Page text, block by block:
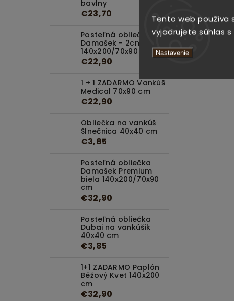
Tento web používa
vyjadrujete súhlas
Nastavenie
bavlny
€23,70
Posteľná obliečka
Damašek - 2cm Biela
140x200/70x90 cm
€22,90
1 + 1 ZADARMO Vankúš
Medical 70x90 cm
€22,90
Obliečka na vankúš
Slnečnica 40x40 cm
€3,85
Posteľná obliečka
Damašek Premium
biela 140x200/70x90
cm
€32,90
Posteľná obliečka
Dubai na vankúšik
40x40 cm
€3,85
1+1 ZADARMO Paplón
Béžový Kvet 140x200
cm
€32,90